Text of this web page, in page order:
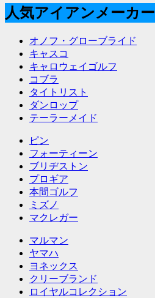
人気アイアンメーカー
オノフ・グローブライド
キャスコ
キャロウェイゴルフ
コブラ
タイトリスト
ダンロップ
テーラーメイド
ピン
フォーティーン
ブリヂストン
プロギア
本間ゴルフ
ミズノ
マクレガー
マルマン
ヤマハ
ヨネックス
クリーブランド
ロイヤルコレクション